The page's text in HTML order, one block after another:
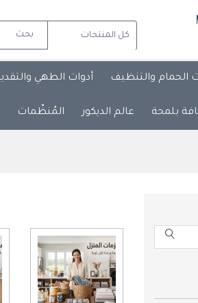
الحمام والتنظيف أدوات الطهي
بلمحة عالم الديكور المُنظّمات